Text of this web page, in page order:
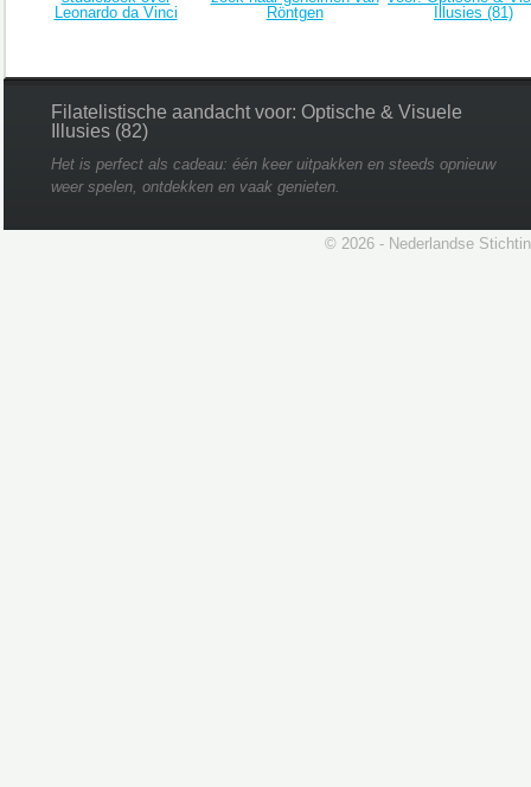
Leonardo da Vinci
Röntgen
Illusies (81)
Filatelistische aandacht voor: Optische & Visuele
Illusies (82)
Het is perfect als cadeau: één keer uitpakken en steeds opnieuw
weer spelen, ontdekken en vaak genieten.
© 2026 - Nederlandse